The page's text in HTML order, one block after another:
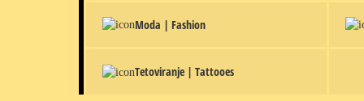
Moda | Fashion
Tetoviranje | Tattooes